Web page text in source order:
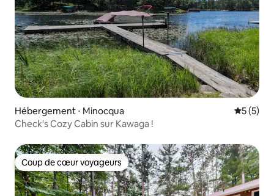
Hébergement ⋅ Minocqua
5 (5)
Check's Cozy Cabin sur Kawaga !
Coup de cœur voyageurs
Coup de cœur voyageurs